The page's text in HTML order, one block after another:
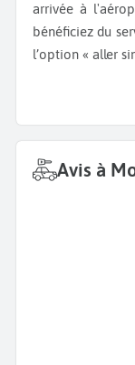
arrivée à
bénéficiez du
l’option « aller
Avis à